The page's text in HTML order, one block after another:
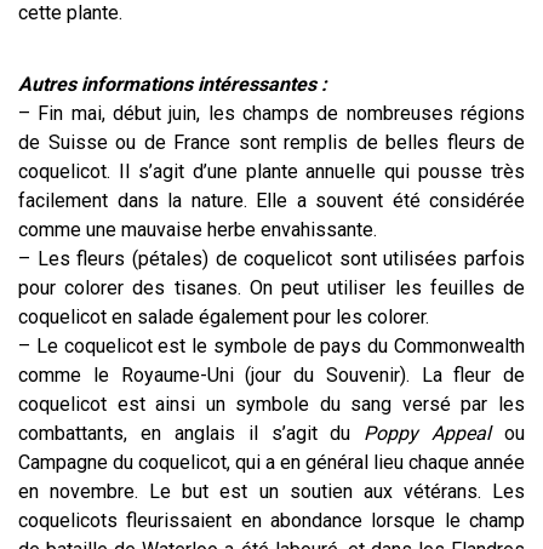
cette plante.
Autres informations intéressantes :
– Fin mai, début juin, les champs de nombreuses régions
de Suisse ou de France sont remplis de belles fleurs de
coquelicot. Il s’agit d’une plante annuelle qui pousse très
facilement dans la nature. Elle a souvent été considérée
comme une mauvaise herbe envahissante.
– Les fleurs (pétales) de coquelicot sont utilisées parfois
pour colorer des tisanes. On peut utiliser les feuilles de
coquelicot en salade également pour les colorer.
– Le coquelicot est le symbole de pays du Commonwealth
comme le Royaume-Uni (jour du Souvenir). La fleur de
coquelicot est ainsi un symbole du sang versé par les
combattants, en anglais il s’agit du Poppy Appealou
Campagne du coquelicot, qui a en général lieu chaque année
en novembre. Le but est un soutien aux vétérans. Les
coquelicots fleurissaient en abondance lorsque le champ